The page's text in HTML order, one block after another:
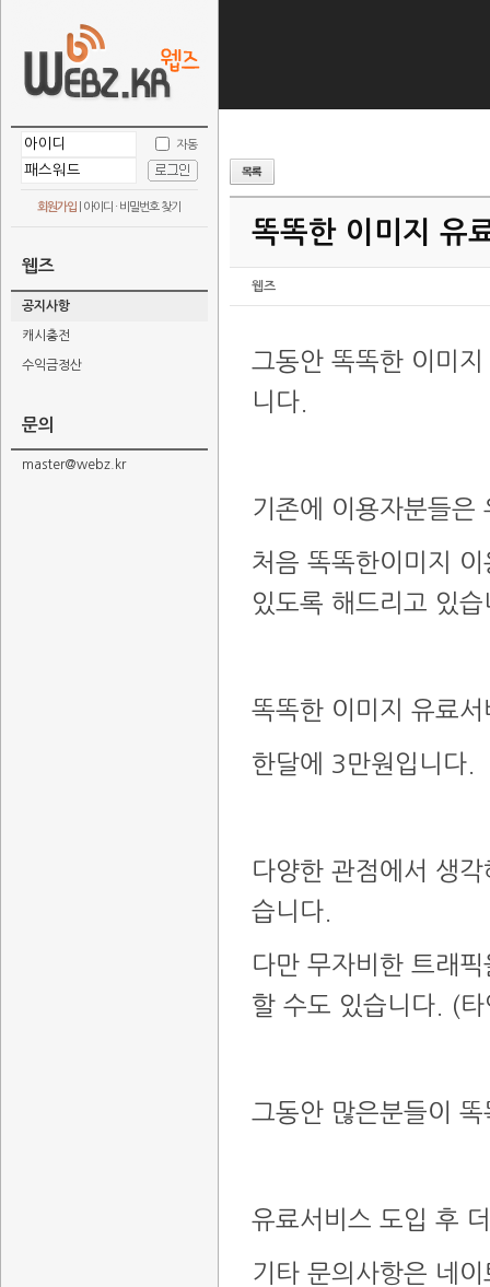
자동
회원가입 아이디 · 비밀번호 찾기
웹즈
공지사항
캐시충전
수익금정산
문의
master@webz.kr
똑똑한 이미지 유
웹즈
그동안 똑똑한 이미
니다.
기존에 이용자분들은
처음 똑똑한이미지
있도록 해드리고 있습
똑똑한 이미지 유료
한달에 3만원입니다.
다양한 관점에서 생
습니다.
다만 무자비한 트래
할 수도 있습니다. (
그동안 많은분들이
유료서비스 도입 후
기타 문의사항은 네